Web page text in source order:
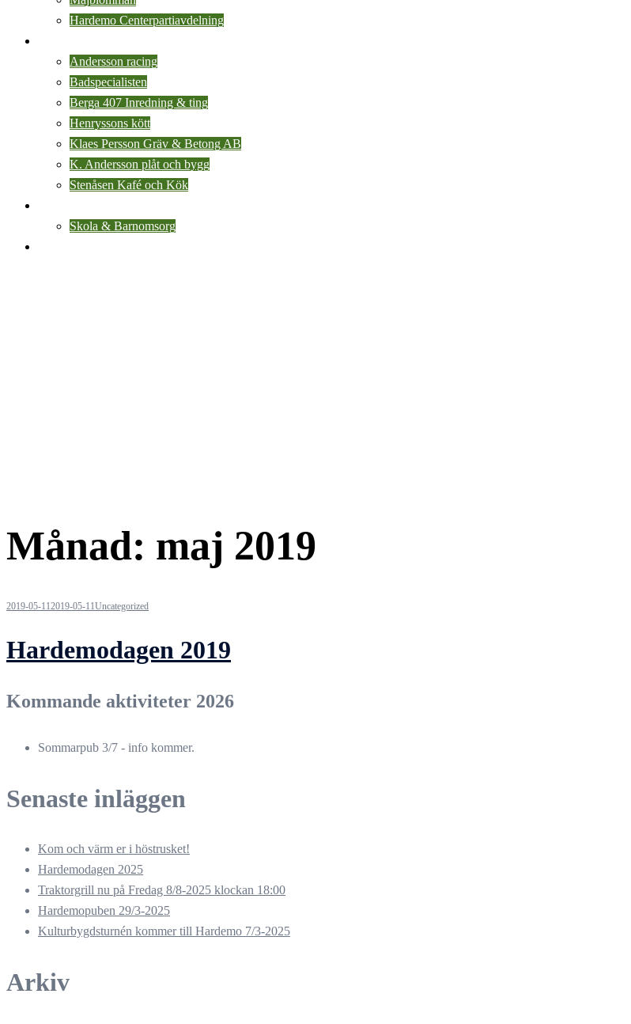
Hardemo Centerpartiavdelning
Andersson racing
Badspecialisten
Berga 407 Inredning & ting
Henryssons kött
Klaes Persson Gräv & Betong AB
K. Andersson plåt och bygg
Stenåsen Kafé och Kök
Skola & Barnomsorg
Månad: maj 2019
2019-05-112019-05-11Uncategorized
Hardemodagen 2019
Kommande aktiviteter 2026
Sommarpub 3/7 - info kommer.
Senaste inläggen
Kom och värm er i höstrusket!
Hardemodagen 2025
Traktorgrill nu på Fredag 8/8-2025 klockan 18:00
Hardemopuben 29/3-2025
Kulturbygdsturnén kommer till Hardemo 7/3-2025
Arkiv